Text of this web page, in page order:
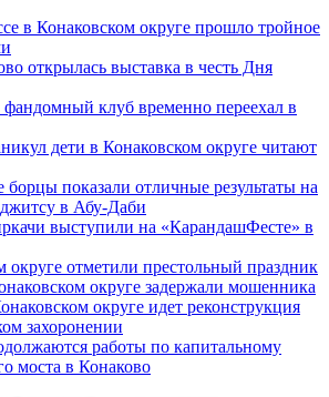
в Конаковском округе прошло тройное
открылась выставка в честь Дня
клуб временно переехал в
дети в Конаковском округе читают
борцы показали отличные результаты на
в Абу-Даби
выступили на «КарандашФесте» в
округе отметили престольный праздник
округе задержали мошенника
округе идет реконструкция
захоронении
работы по капитальному
моста в Конаково